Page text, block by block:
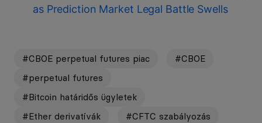
as Prediction Market Legal Battle Swells
#CBOE perpetual futures piac
#CBOE
#perpetual futures
#Bitcoin határidős ügyletek
#Ether derivatívák
#CFTC szabályozás